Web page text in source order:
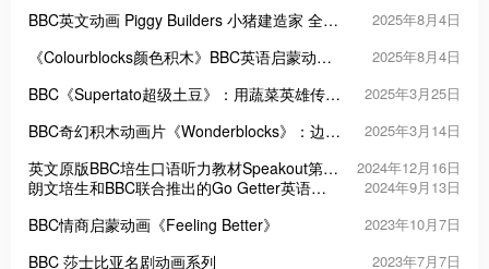
BBC英文动画 Piggy Builders 小猪建造家 全26
2025年8月4日
《Colourblocks颜色积木》BBC英语启蒙动画
2025年8月4日
BBC《Supertato超级土豆》：用蔬菜英雄传递
2025年3月25日
BBC奇幻积木动画片《Wonderblocks》：边玩
2025年3月14日
英文原版BBC培生口语听力教材Speakout第三
版
2024年12月16日
朗文培生和BBC联合推出的Go Getter英语教
2024年9月13日
BBC情商启蒙动画《Feeling Better》 2023年10月7日
BBC 莎士比亚名剧动画系列 2023年7月7日